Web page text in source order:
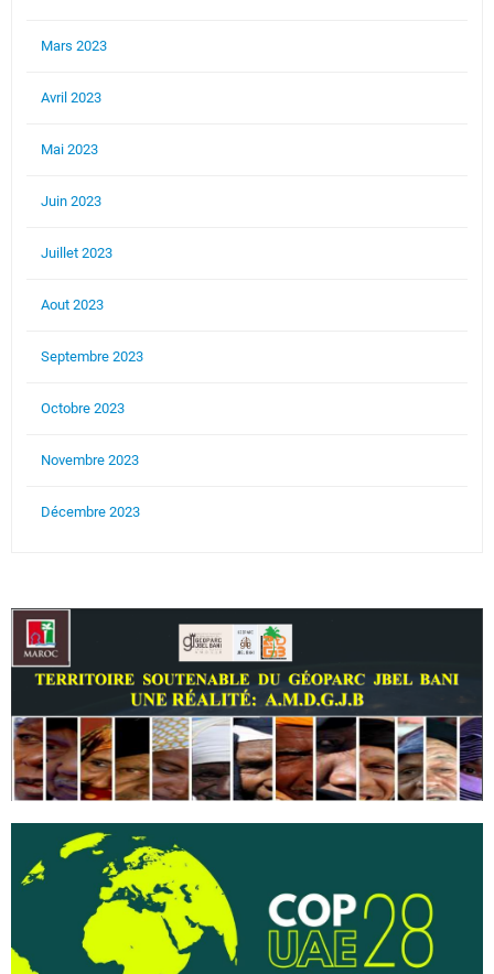
Mars 2023
Avril 2023
Mai 2023
Juin 2023
Juillet 2023
Aout 2023
Septembre 2023
Octobre 2023
Novembre 2023
Décembre 2023